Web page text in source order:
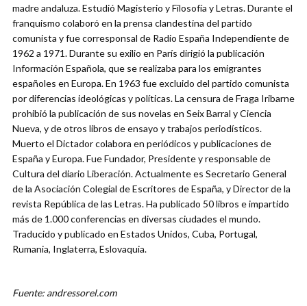
madre andaluza. Estudió Magisterio y Filosofía y Letras. Durante el
franquismo colaboró en la prensa clandestina del partido
comunista y fue corresponsal de Radio España Independiente de
1962 a 1971. Durante su exilio en París dirigió la publicación
Información Española, que se realizaba para los emigrantes
españoles en Europa. En 1963 fue excluido del partido comunista
por diferencias ideológicas y políticas. La censura de Fraga Iribarne
prohibió la publicación de sus novelas en Seix Barral y Ciencia
Nueva, y de otros libros de ensayo y trabajos periodísticos.
Muerto el Dictador colabora en periódicos y publicaciones de
España y Europa. Fue Fundador, Presidente y responsable de
Cultura del diario Liberación. Actualmente es Secretario General
de la Asociación Colegial de Escritores de España, y Director de la
revista República de las Letras. Ha publicado 50 libros e impartido
más de 1.000 conferencias en diversas ciudades el mundo.
Traducido y publicado en Estados Unidos, Cuba, Portugal,
Rumania, Inglaterra, Eslovaquia.
Fuente: andressorel.com